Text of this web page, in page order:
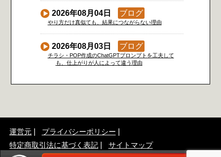
2026年08月04日 ブログ
やり方だけ真似ても、結果につながらない理由
2026年08月03日 ブログ
チラシ・POP作成のChatGPTプロンプトを工夫して
も、仕上がりが人によって違う理由
運営元
プライバシーポリシー
特定商取引法に基づく表記
サイトマップ